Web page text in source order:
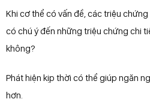
Khi cơ thể có vấn đề, các triệu
có chú ý đến những triệu chứng chi
không?
Phát hiện kịp thời có thể giúp ngăn
hơn.